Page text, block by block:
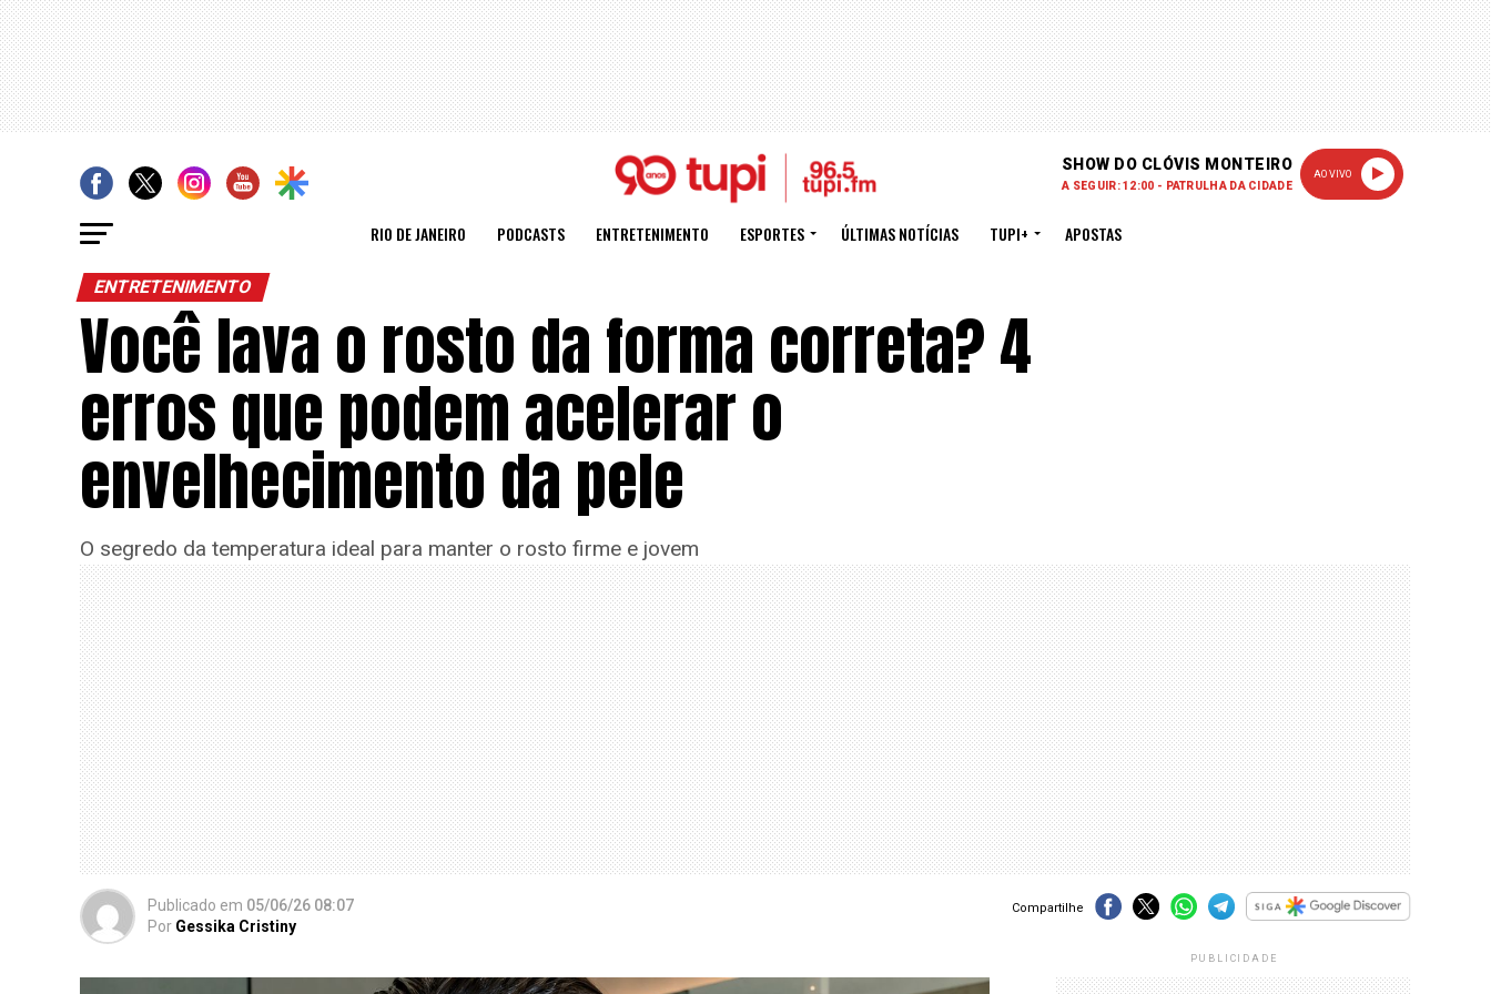
SHOW DO CLÓVIS MONTEIRO
A SEGUIR: 12:00 - PATRULHA DA CIDADE
AO VIVO
RIO DE JANEIRO PODCASTS ENTRETENIMENTO ESPORTES ÚLTIMAS NOTÍCIAS TUPI+ APOSTAS
ENTRETENIMENTO
Você lava o rosto da forma correta? 4
erros que podem acelerar o
envelhecimento da pele
O segredo da temperatura ideal para manter o rosto firme e jovem
Publicado em 05/06/26 08:07
Por Gessika Cristiny
Compartilhe
PUBLICIDADE